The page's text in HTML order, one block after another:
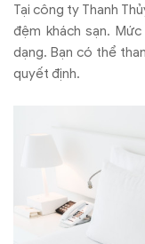
Tại công ty Thanh
đệm khách sạn.
dạng. Bạn có thể
quyết định.